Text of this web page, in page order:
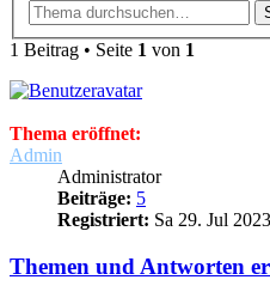
1 Beitrag • Seite 1 von 1
Thema eröffnet:
Admin
Administrator
Beiträge: 5
Registriert: Sa 29. Jul
Themen und Antworten